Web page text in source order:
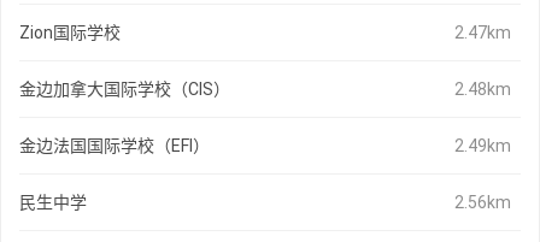
Zion国际学校 2.47km
金边加拿大国际学校（CIS） 2.48km
金边法国国际学校（EFI） 2.49km
民生中学 2.56km